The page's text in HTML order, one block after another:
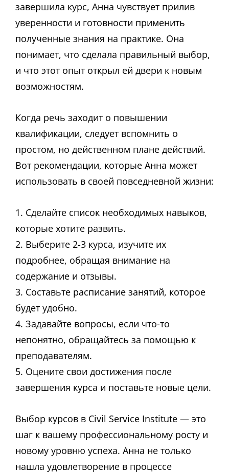
завершила курс, Анна чувствует прилив
уверенности и готовности применить
полученные знания на практике. Она
понимает, что сделала правильный выбор,
и что этот опыт открыл ей двери к новым
возможностям.
Когда речь заходит о повышении
квалификации, следует вспомнить о
простом, но действенном плане действий.
Вот рекомендации, которые Анна может
использовать в своей повседневной жизни:
1. Сделайте список необходимых навыков,
которые хотите развить.
2. Выберите 2-3 курса, изучите их
подробнее, обращая внимание на
содержание и отзывы.
3. Составьте расписание занятий, которое
будет удобно.
4. Задавайте вопросы, если что-то
непонятно, обращайтесь за помощью к
преподавателям.
5. Оцените свои достижения после
завершения курса и поставьте новые цели.
Выбор курсов в Civil Service Institute — это
шаг к вашему профессиональному росту и
новому уровню успеха. Анна не только
нашла удовлетворение в процессе